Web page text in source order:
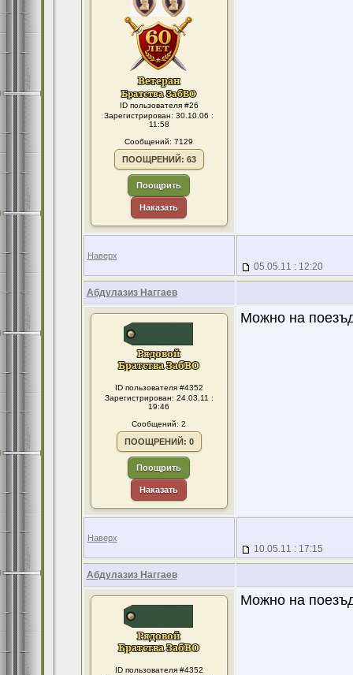
ID пользователя #26
Зарегистрирован: 30.10.06 :
11:58
Сообщений: 7129
ПООЩРЕНИЙ: 63
Поощрить
Наказать
Наверх
05.05.11 : 12:20
Абдулазиз Наггаев
ID пользователя #4352
Зарегистрирован: 24.03.11 :
19:46
Сообщений: 2
ПООЩРЕНИЙ: 0
Поощрить
Наказать
Можно на
Наверх
10.05.11 : 17:15
Абдулазиз Наггаев
ID пользователя #4352
Можно на